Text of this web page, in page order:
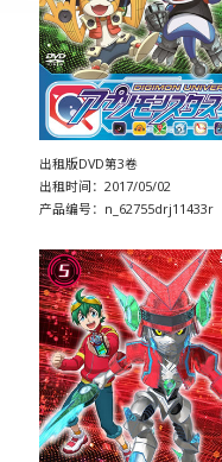
出租版DVD第3卷
出租时间：2017/05/02
产品编号：n_62755drj11433r